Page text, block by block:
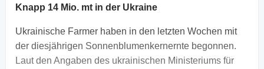
Knapp 14 Mio. mt in der Ukraine
Ukrainische Farmer haben in den letzten Wochen mit
der diesjährigen Sonnenblumenkernernte begonnen.
Laut den Angaben des ukrainischen Ministeriums für